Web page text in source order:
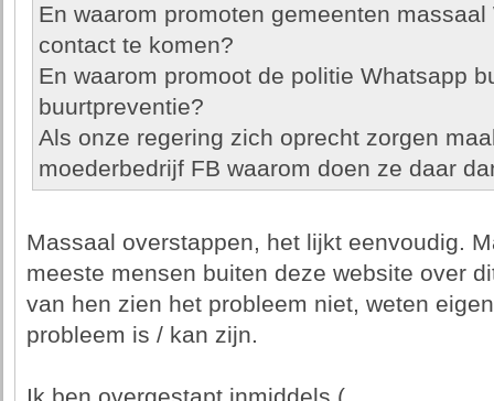
En waarom promoten gemeenten
contact te komen?
En waarom promoot de politie Whatsapp
buurtpreventie?
Als onze regering zich oprecht zorgen
moederbedrijf FB waarom doen ze daar
Massaal overstappen, het lijkt eenvoudig.
meeste mensen buiten deze website over
van hen zien het probleem niet, weten
probleem is / kan zijn.